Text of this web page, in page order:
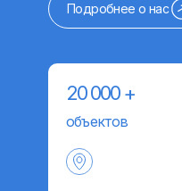
Подробнее о нас
20 000 +
объектов